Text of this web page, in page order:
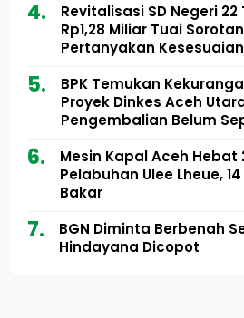
Revitalisasi SD Negeri
Rp1,28 Miliar Tuai
Pertanyakan
BPK Temukan
Proyek Dinkes Aceh
Pengembalian Belum
Mesin Kapal Aceh Hebat
Pelabuhan Ulee Lheue,
Bakar
BGN Diminta Berbenah
Hindayana Dicopot